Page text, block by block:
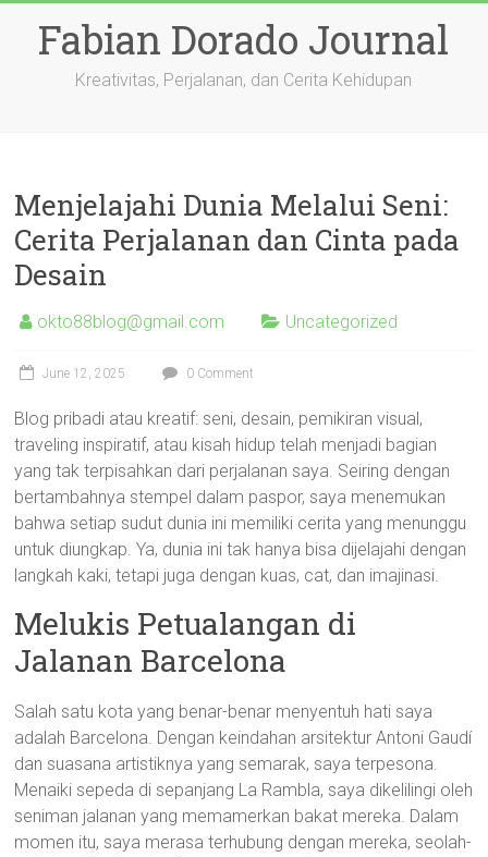
contentFabian Dorado Journal
Kreativitas, Perjalanan, dan Cerita Kehidupan
Menjelajahi Dunia Melalui Seni:
Cerita Perjalanan dan Cinta pada
Desain
okto88blog@gmail.com Uncategorized
June 12, 2025 0 Comment
Blog pribadi atau kreatif: seni, desain, pemikiran visual,
traveling inspiratif, atau kisah hidup telah menjadi bagian
yang tak terpisahkan dari perjalanan saya. Seiring dengan
bertambahnya stempel dalam paspor, saya menemukan
bahwa setiap sudut dunia ini memiliki cerita yang menunggu
untuk diungkap. Ya, dunia ini tak hanya bisa dijelajahi dengan
langkah kaki, tetapi juga dengan kuas, cat, dan imajinasi.
Melukis Petualangan di
Jalanan Barcelona
Salah satu kota yang benar-benar menyentuh hati saya
adalah Barcelona. Dengan keindahan arsitektur Antoni Gaudí
dan suasana artistiknya yang semarak, saya terpesona.
Menaiki sepeda di sepanjang La Rambla, saya dikelilingi oleh
seniman jalanan yang memamerkan bakat mereka. Dalam
momen itu, saya merasa terhubung dengan mereka, seolah-